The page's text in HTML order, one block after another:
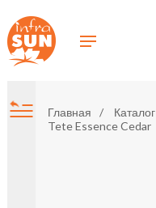
Главная Каталог
Tete Essence Cedar